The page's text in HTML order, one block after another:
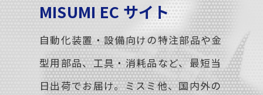
MISUMI EC サイト
自動化装置・設備向けの特注部品や金
型用部品、工具・消耗品など、最短当
日出荷でお届け。ミスミ他、国内外の